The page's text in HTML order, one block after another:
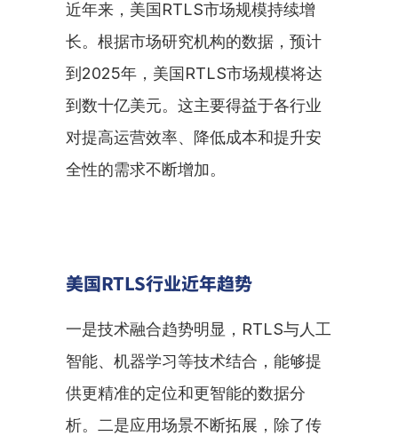
近年来，美国RTLS市场规模持续增
长。根据市场研究机构的数据，预计
到2025年，美国RTLS市场规模将达
到数十亿美元。这主要得益于各行业
对提高运营效率、降低成本和提升安
全性的需求不断增加。
美国RTLS行业近年趋势
一是技术融合趋势明显，RTLS与人工
智能、机器学习等技术结合，能够提
供更精准的定位和更智能的数据分
析。二是应用场景不断拓展，除了传